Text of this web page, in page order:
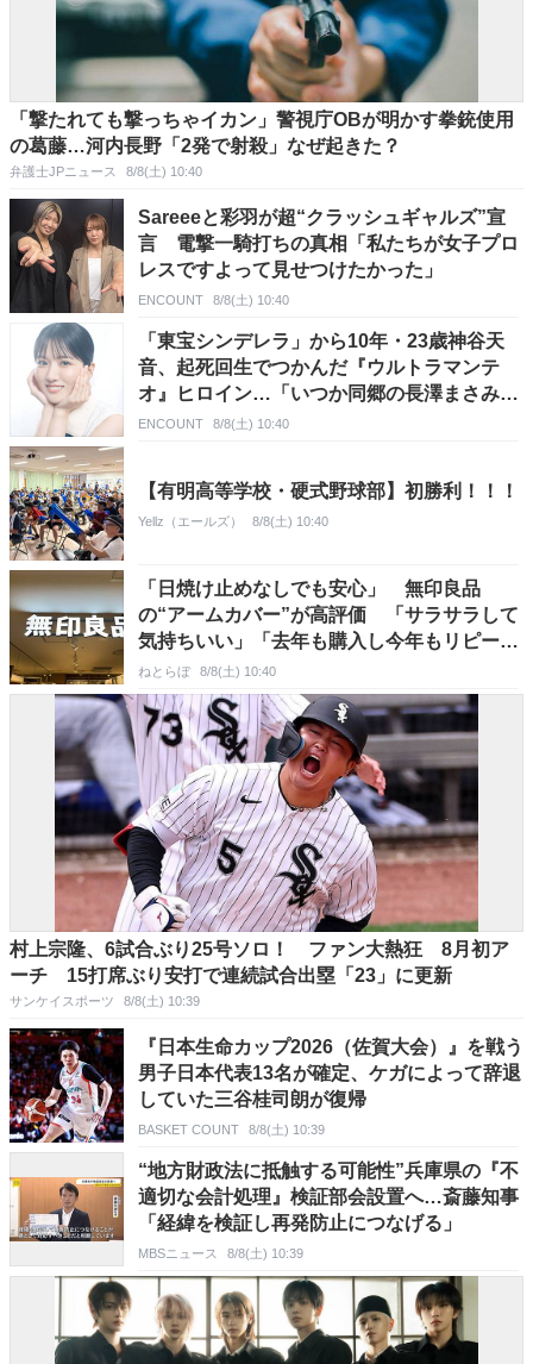
「撃たれても撃っちゃイカン」警視庁OBが明かす拳銃使用
の葛藤…河内長野「2発で射殺」なぜ起きた？
弁護士JPニュース 8/8(土) 10:40
Sareeeと彩羽が超“クラッシュギャルズ”宣
言 電撃一騎打ちの真相「私たちが女子プロ
レスですよって見せつけたかった」
ENCOUNT 8/8(土) 10:40
「東宝シンデレラ」から10年・23歳神谷天
音、起死回生でつかんだ『ウルトラマンテ
オ』ヒロイン…「いつか同郷の長澤まさみさ
んと」
ENCOUNT 8/8(土) 10:40
【有明高等学校・硬式野球部】初勝利！！！
Yellz（エールズ） 8/8(土) 10:40
「日焼け止めなしでも安心」 無印良品
の“アームカバー”が高評価 「サラサラして
気持ちいい」「去年も購入し今年もリピー
ト」「運転には必須アイテム」
ねとらぼ 8/8(土) 10:40
村上宗隆、6試合ぶり25号ソロ！ ファン大熱狂 8月初ア
ーチ 15打席ぶり安打で連続試合出塁「23」に更新
サンケイスポーツ 8/8(土) 10:39
『日本生命カップ2026（佐賀大会）』を戦う
男子日本代表13名が確定、ケガによって辞退
していた三谷桂司朗が復帰
BASKET COUNT 8/8(土) 10:39
“地方財政法に抵触する可能性”兵庫県の『不
適切な会計処理』検証部会設置へ…斎藤知事
「経緯を検証し再発防止につなげる」
MBSニュース 8/8(土) 10:39